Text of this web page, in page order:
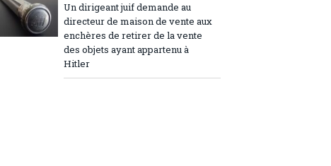
Un dirigeant juif demande au
directeur de maison de vente aux
enchères de retirer de la vente
des objets ayant appartenu à
Hitler